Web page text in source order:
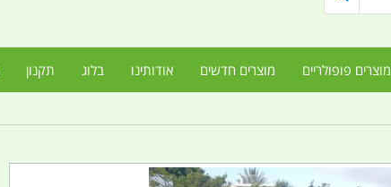
מוצרים פופולריים מוצרים חדשים אודותינו בלוג תקנון